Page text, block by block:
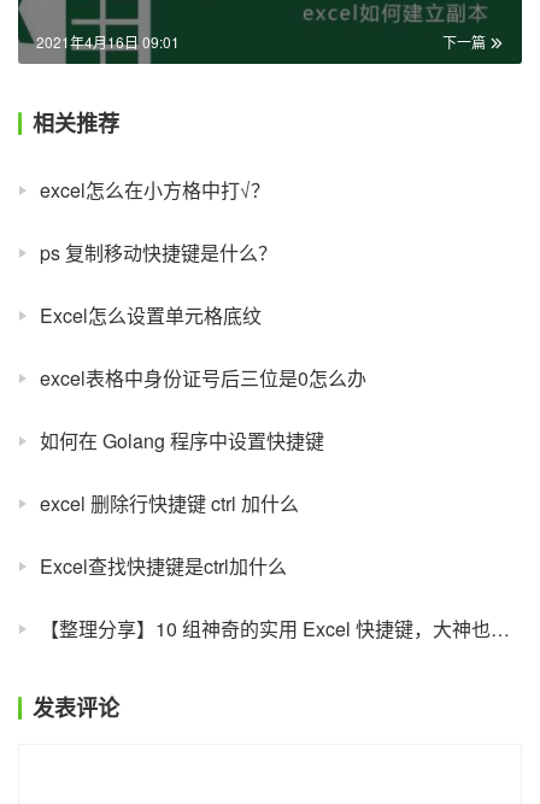
下一篇
2021年4月16日 09:01
相关推荐
excel怎么在小方格中打√？
ps 复制移动快捷键是什么？
Excel怎么设置单元格底纹
excel表格中身份证号后三位是0怎么办
如何在 Golang 程序中设置快捷键
excel 删除行快捷键 ctrl 加什么
Excel查找快捷键是ctrl加什么
【整理分享】10 组神奇的实用 Excel 快捷键，大神也在用哟！
发表评论